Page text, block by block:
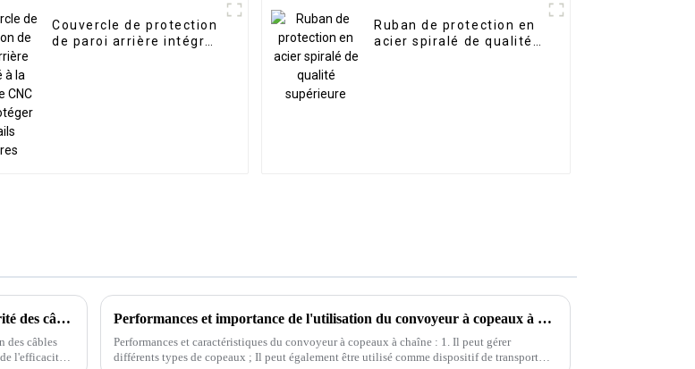
Couvercle de protection
de paroi arrière intégré
Ruban de protection en
acier spiralé de qualité
Chaînes porte-câbles flexibles : le meilleur choix pour la sécurité des câbles
des câbles
l'efficacité
Performances et importance de l'utilisation du convoyeur à copeaux à chaîne pour machine-outil ?
Performances et caractéristiques du convoyeur à copeaux à chaîne : 1. Il peut gérer
différents types de copeaux ; Il peut également être utilisé comme dispositif de transport